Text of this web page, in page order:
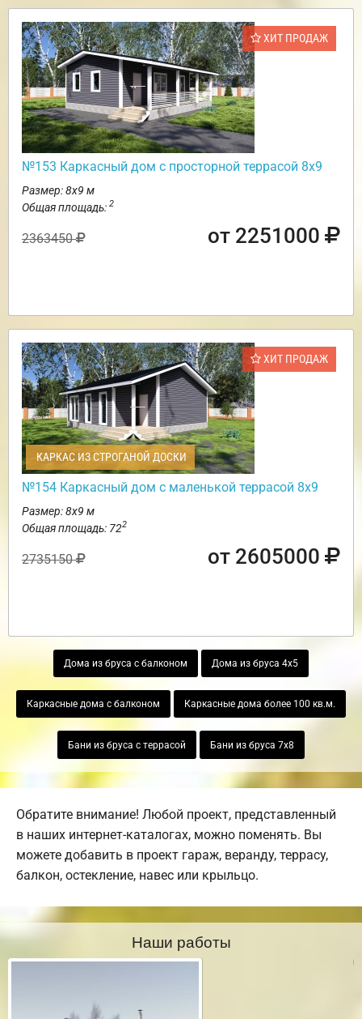
ХИТ ПРОДАЖ
№153 Каркасный дом с просторной террасой 8х9
Размер: 8х9 м
Общая площадь: 2
2363450 от 2251000
ХИТ ПРОДАЖ
КАРКАС ИЗ СТРОГАНОЙ ДОСКИ
№154 Каркасный дом с маленькой террасой 8х9
Размер: 8х9 м
Общая площадь: 722
2735150 от 2605000
Дома из бруса с балконом Дома из бруса 4х5
Каркасные дома с балконом Каркасные дома более 100 кв.м.
Бани из бруса с террасой Бани из бруса 7х8
Обратите внимание! Любой проект, представленный
в наших интернет-каталогах, можно поменять. Вы
можете добавить в проект гараж, веранду, террасу,
балкон, остекление, навес или крыльцо.
Наши работы